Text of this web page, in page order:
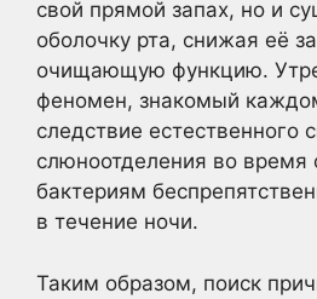
свой прямой запах, но и
оболочку рта, снижая её
очищающую функцию.
феномен, знакомый
следствие естественного
слюноотделения во время
бактериям
в течение ночи.
Таким образом, поиск